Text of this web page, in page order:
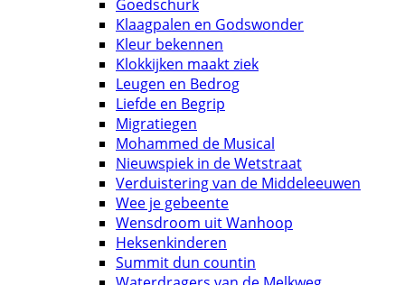
Goedschurk
Klaagpalen en Godswonder
Kleur bekennen
Klokkijken maakt ziek
Leugen en Bedrog
Liefde en Begrip
Migratiegen
Mohammed de Musical
Nieuwspiek in de Wetstraat
Verduistering van de Middeleeuwen
Wee je gebeente
Wensdroom uit Wanhoop
Heksenkinderen
Summit dun countin